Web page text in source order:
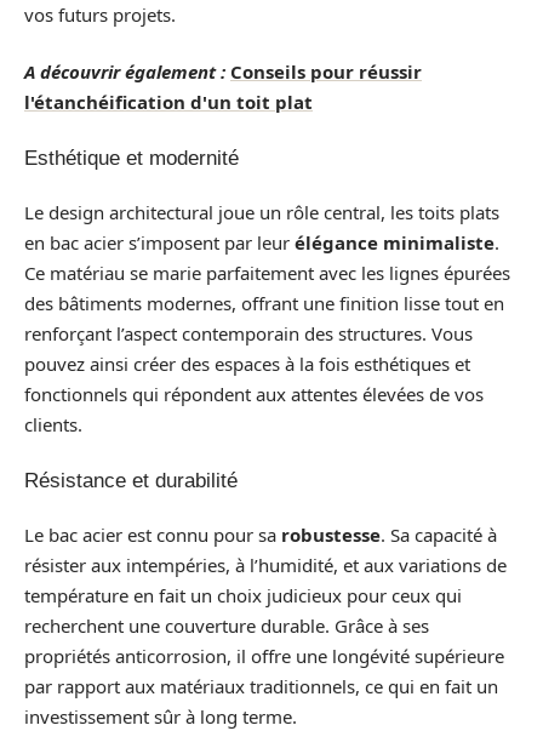
vos futurs projets.
A découvrir également : Conseils pour réussir
l'étanchéification d'un toit plat
Esthétique et modernité
Le design architectural joue un rôle central, les toits plats
en bac acier s’imposent par leur élégance minimaliste.
Ce matériau se marie parfaitement avec les lignes épurées
des bâtiments modernes, offrant une finition lisse tout en
renforçant l’aspect contemporain des structures. Vous
pouvez ainsi créer des espaces à la fois esthétiques et
fonctionnels qui répondent aux attentes élevées de vos
clients.
Résistance et durabilité
Le bac acier est connu pour sa robustesse. Sa capacité à
résister aux intempéries, à l’humidité, et aux variations de
température en fait un choix judicieux pour ceux qui
recherchent une couverture durable. Grâce à ses
propriétés anticorrosion, il offre une longévité supérieure
par rapport aux matériaux traditionnels, ce qui en fait un
investissement sûr à long terme.